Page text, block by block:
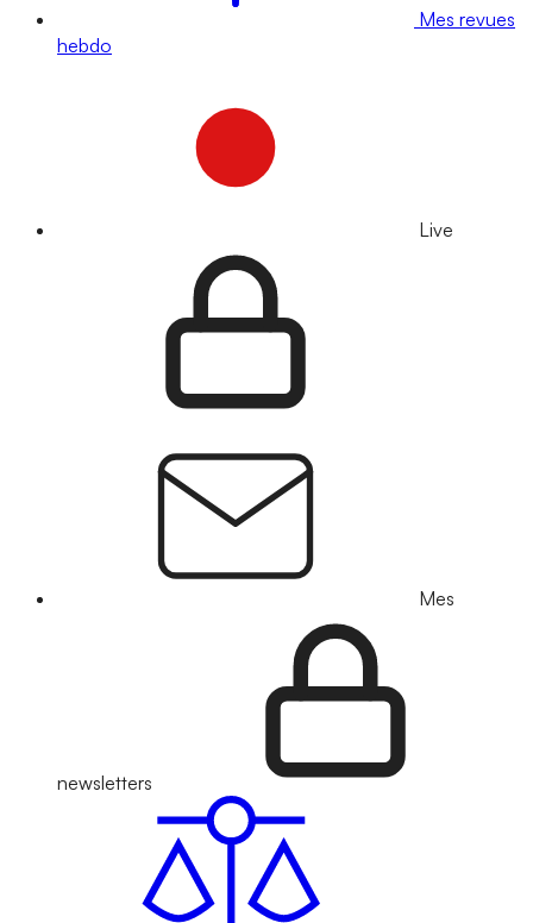
Mes revues
hebdo
Live
Mes
newsletters